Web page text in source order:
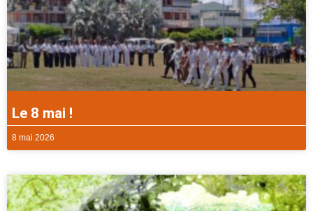
Le 8 mai !
8 mai 2026